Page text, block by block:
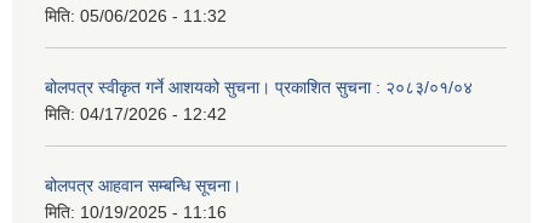
मिति: 05/06/2026 - 11:32
बोलपत्र स्वीकृत गर्ने आशयको सुचना। प्रकाशित सुचना : २०८३/०१/०४
मिति: 04/17/2026 - 12:42
बोलपत्र आहवान सम्बन्धि सूचना।
मिति: 10/19/2025 - 11:16